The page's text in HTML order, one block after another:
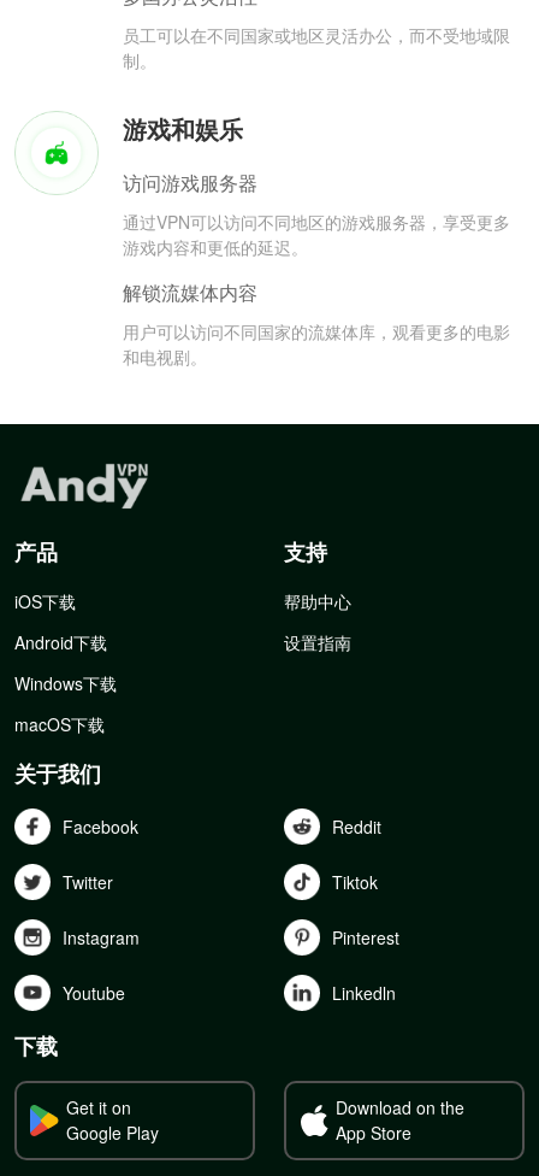
员工可以在不同国家或地区灵活办公，而不受地域限
制。
游戏和娱乐
访问游戏服务器
通过VPN可以访问不同地区的游戏服务器，享受更多
游戏内容和更低的延迟。
解锁流媒体内容
用户可以访问不同国家的流媒体库，观看更多的电影
和电视剧。
产品
iOS下载
Android下载
Windows下载
macOS下载
支持
帮助中心
设置指南
关于我们
Facebook Reddit
Twitter Tiktok
Instagram Pinterest
Youtube Linkedln
下载
Get it on
Google Play
Download on the
App Store